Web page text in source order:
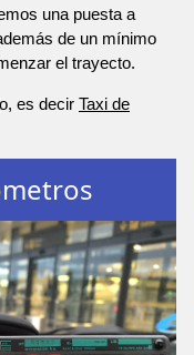
una puesta a
de un mínimo
el trayecto.
es decir Taxi de